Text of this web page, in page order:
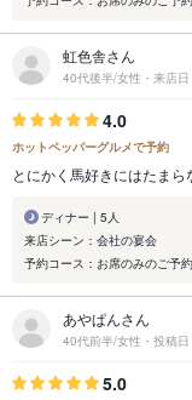
虹色舎さん
40代後半/女性・来店
4.0
ホットペッパーグルメで予約
とにかく馬好きにはたま
ディナー | 5人
来店シーン：会社の宴会
予約コース：お席のみのご予約
あやぱんさん
40代前半/女性・投稿
5.0